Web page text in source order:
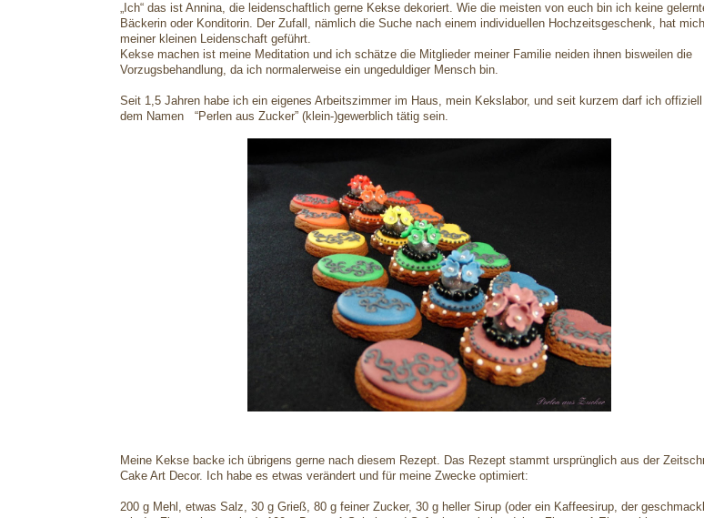
„Ich“ das ist Annina, die leidenschaftlich gerne Kekse dekoriert. Wie die meisten von euch bin ich keine
Bäckerin oder Konditorin. Der Zufall, nämlich die Suche nach einem individuellen Hochzeitsgeschenk, hat
meiner kleinen Leidenschaft geführt.
Kekse machen ist meine Meditation und ich schätze die Mitglieder meiner Familie neiden ihnen bisweilen die
Vorzugsbehandlung, da ich normalerweise ein ungeduldiger Mensch bin.
Seit 1,5 Jahren habe ich ein eigenes Arbeitszimmer im Haus, mein Kekslabor, und seit kurzem darf ich
dem Namen “Perlen aus Zucker” (klein-)gewerblich tätig sein.
Meine Kekse backe ich übrigens gerne nach diesem Rezept. Das Rezept stammt ursprünglich aus der
Cake Art Decor. Ich habe es etwas verändert und für meine Zwecke optimiert:
200 g Mehl, etwas Salz, 30 g Grieß, 80 g feiner Zucker, 30 g heller Sirup (oder ein Kaffeesirup, der